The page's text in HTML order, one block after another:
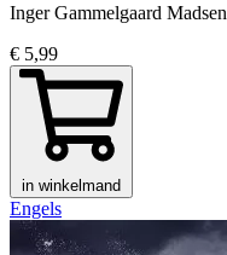
Inger Gammelgaard Madsen
€ 5,99
in winkelmand
Engels